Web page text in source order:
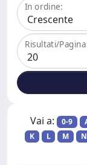
In ordine:
Risultati/Pagina
Vai a: 0-9
K
L M N